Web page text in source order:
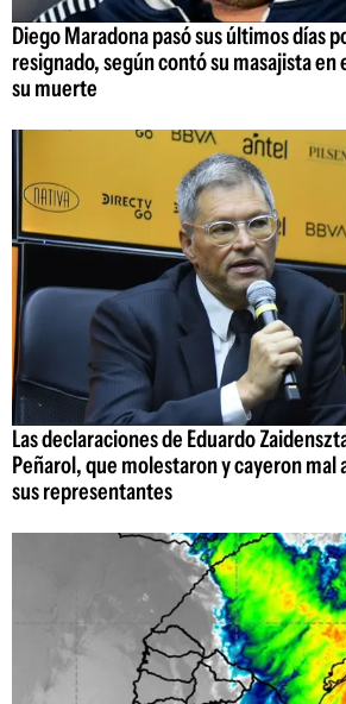
Diego Maradona pasó sus últimos días
resignado, según contó su masajista
su muerte
Las declaraciones de Eduardo
Peñarol, que molestaron y cayeron mal
sus representantes